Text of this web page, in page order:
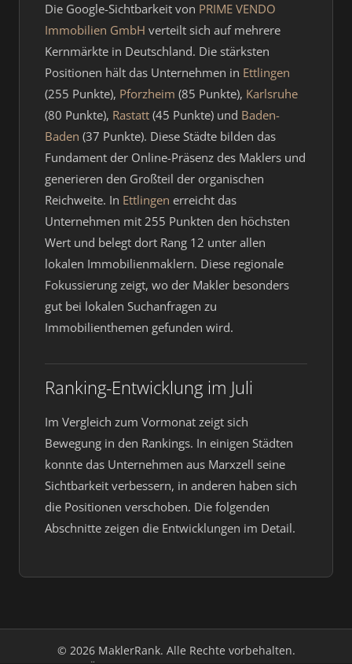
Die Google-Sichtbarkeit von PRIME VENDO
Immobilien GmbH verteilt sich auf mehrere
Kernmärkte in Deutschland. Die stärksten
Positionen hält das Unternehmen in Ettlingen
(255 Punkte), Pforzheim (85 Punkte), Karlsruhe
(80 Punkte), Rastatt (45 Punkte) und Baden-
Baden (37 Punkte). Diese Städte bilden das
Fundament der Online-Präsenz des Maklers und
generieren den Großteil der organischen
Reichweite. In Ettlingen erreicht das
Unternehmen mit 255 Punkten den höchsten
Wert und belegt dort Rang 12 unter allen
lokalen Immobilienmaklern. Diese regionale
Fokussierung zeigt, wo der Makler besonders
gut bei lokalen Suchanfragen zu
Immobilienthemen gefunden wird.
Ranking-Entwicklung im Juli
Im Vergleich zum Vormonat zeigt sich
Bewegung in den Rankings. In einigen Städten
konnte das Unternehmen aus Marxzell seine
Sichtbarkeit verbessern, in anderen haben sich
die Positionen verschoben. Die folgenden
Abschnitte zeigen die Entwicklungen im Detail.
© 2026 MaklerRank. Alle Rechte vorbehalten.